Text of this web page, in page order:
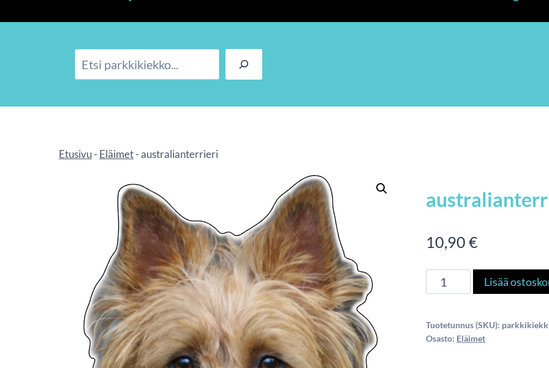
Etsi
Etusivu- Eläimet-australianterrieri
10,90€
australianterrieri
määrä
Lisää
Tuotetunnus (SKU):
Osasto: Eläimet